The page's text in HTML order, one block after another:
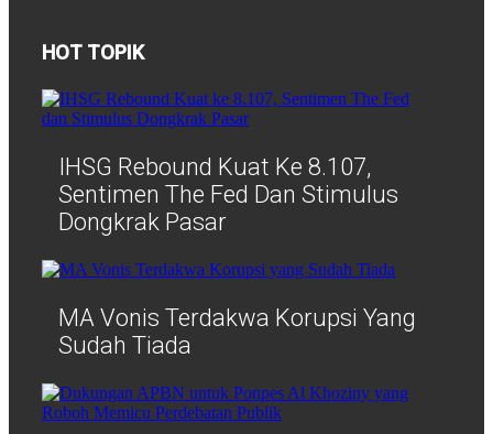
HOT TOPIK
IHSG Rebound Kuat Ke 8.107,
Sentimen The Fed Dan Stimulus
Dongkrak Pasar
MA Vonis Terdakwa Korupsi Yang
Sudah Tiada